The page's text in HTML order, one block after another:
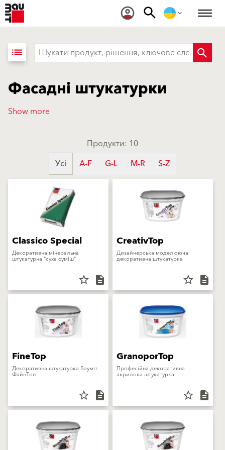
list
Фасадні штукатурки
Show more
Продукти: 10
Усі
A-F G-L M-R S-Z
Classico Special
Декоративна мінеральна
штукатурна "суха суміш"
star_border description
CreativTop
Дизайнерська моделююча
декоративна штукатурка
star_border description
FineTop
Декоративна штукатурка Бауміт
ФайнТоп
star_border description
GranoporTop
Професійна декоративна
акрилова штукатурка
star_border description